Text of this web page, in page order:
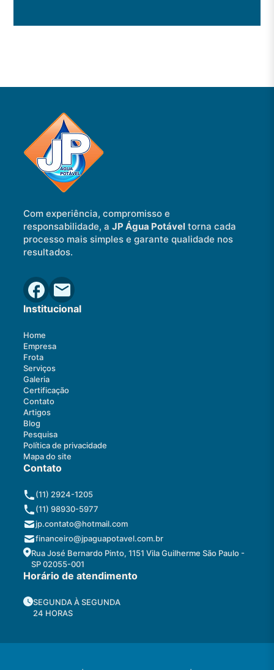
Com experiência, compromisso e
responsabilidade, aJP Água Potável torna cada
processo mais simples e garante qualidade nos
resultados.
Institucional
Home
Empresa
Frota
Serviços
Galeria
Certificação
Contato
Artigos
Blog
Pesquisa
Política de privacidade
Mapa do site
Contato
(11) 2924-1205
(11) 98930-5977
jp.contato@hotmail.com
financeiro@jpaguapotavel.com.br
Rua José Bernardo Pinto, 1151 Vila Guilherme São Paulo -
SP 02055-001
Horário de atendimento
SEGUNDA À SEGUNDA
24 HORAS